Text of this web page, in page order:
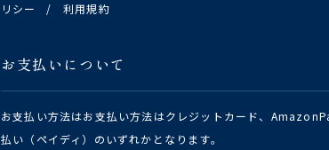
リシー
/ 利用規約
お支払いについて
お支払い方法はお支払い方法はクレジットカード、
払い（ペイディ）のいずれかとなります。